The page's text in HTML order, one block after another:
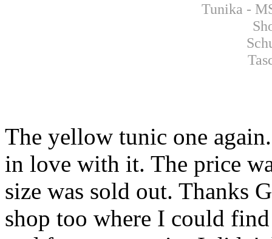
Tunika -
The yellow tunic one
in love with it. The price
size was sold out. Thanks
shop too where I could